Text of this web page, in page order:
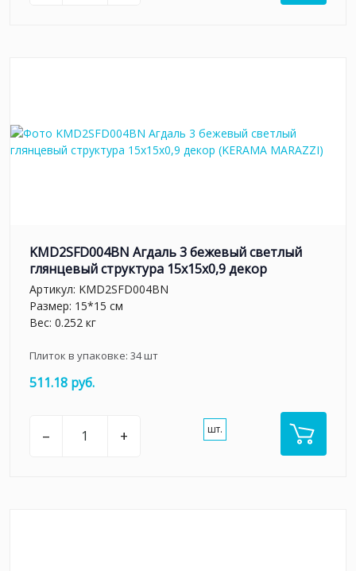
KMD2SFD004BN Агдаль 3 бежевый светлый
глянцевый структура 15x15x0,9 декор
Артикул: KMD2SFD004BN
Размер: 15*15 см
Вес: 0.252 кг
Плиток в упаковке: 34шт
511.18 руб.
– + шт.